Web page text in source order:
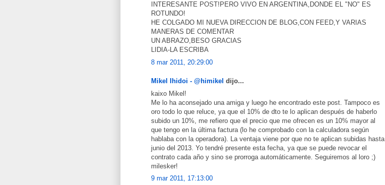
INTERESANTE POST!PERO VIVO EN ARGENTINA,DONDE EL "NO" ES
ROTUNDO!
HE COLGADO MI NUEVA DIRECCION DE BLOG,CON FEED,Y VARIAS
MANERAS DE COMENTAR
UN ABRAZO,BESO GRACIAS
LIDIA-LA ESCRIBA
8 mar 2011, 20:29:00
Mikel Ihidoi - @himikel dijo...
kaixo Mikel!
Me lo ha aconsejado una amiga y luego he encontrado este post. Tampoco es
oro todo lo que reluce, ya que el 10% de dto te lo aplican después de haberlo
subido un 10%, me refiero que el precio que me ofrecen es un 10% mayor al
que tengo en la última factura (lo he comprobado con la calculadora según
hablaba con la operadora). La ventaja viene por que no te aplican subidas hasta
junio del 2013. Yo tendré presente esta fecha, ya que se puede revocar el
contrato cada año y sino se prorroga automáticamente. Seguiremos al loro ;)
milesker!
9 mar 2011, 17:13:00